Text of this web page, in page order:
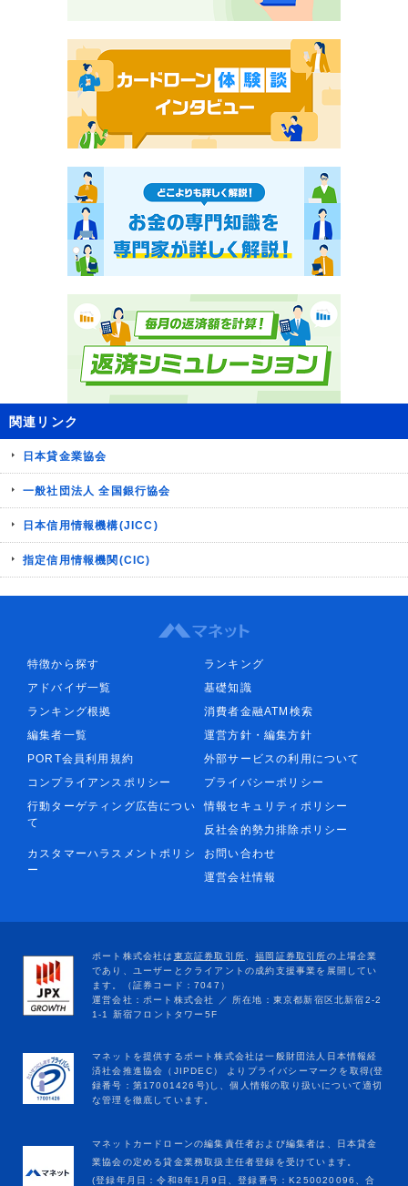
関連リンク
日本貸金業協会
一般社団法人 全国銀行協会
日本信用情報機構(JICC)
指定信用情報機関(CIC)
特徴から探す
ランキング
アドバイザ一覧
基礎知識
ランキング根拠
消費者金融ATM検索
編集者一覧
運営方針・編集方針
PORT会員利用規約
外部サービスの利用について
コンプライアンスポリシー
プライバシーポリシー
行動ターゲティング広告につい
て
情報セキュリティポリシー
反社会的勢力排除ポリシー
カスタマーハラスメントポリシ
ー
お問い合わせ
運営会社情報
マネットカードローンの編集責任者および編集者は、日本貸金
業協会の定める貸金業務取扱主任者登録を受けています。
(登録年月日：令和8年1月9日、登録番号：K250020096、合